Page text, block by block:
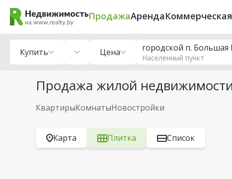
ПродажаАрендаКоммерческая
Продажа жилой
КвартирыКомнатыНовостройки
Купить Цена городской п.
Населенный пункт
Карта Плитка Список